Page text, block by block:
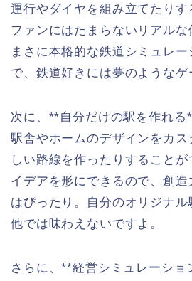
運行やダイヤを組み立てたり
ファンにはたまらないリアルな
まさに本格的な鉄道シミュレ
で、鉄道好きには夢のようなゲ
次に、**自分だけの駅を作れる
駅舎やホームのデザインをカ
しい路線を作ったりすること
イデアを形にできるので、創
はぴったり。自分のオリジナル
他では味わえないですよ。
さらに、**経営シミュレーショ